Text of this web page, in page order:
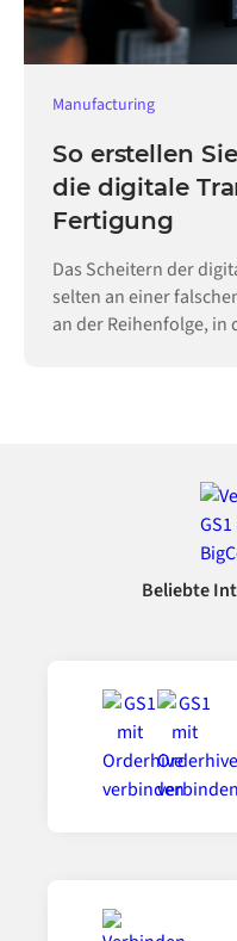
Manufacturing
So erstellen
die digitale
Fertigung
Das Scheitern der
selten an einer
an der Reihenfolge, in
Beliebte